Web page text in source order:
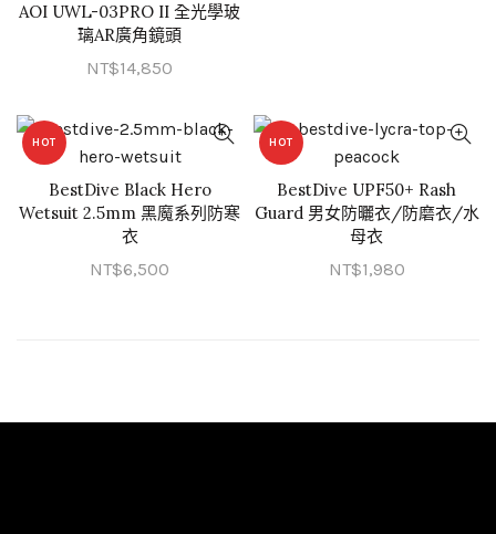
加入購物車
AOI UWL-03PRO II 全光學玻
璃AR廣角鏡頭
NT$14,850
HOT
QUICK SHOP
BestDive Black Hero
Wetsuit 2.5mm 黑魔系列防寒
衣
NT$6,500
HOT
QUICK SHOP
BestDive UPF50+ Rash
Guard 男女防曬衣/防磨衣/水
母衣
NT$1,980